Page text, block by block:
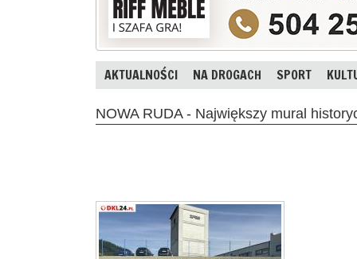
AKTUALNOŚCI NA DROGACH SPORT
NOWA RUDA - Największy mural